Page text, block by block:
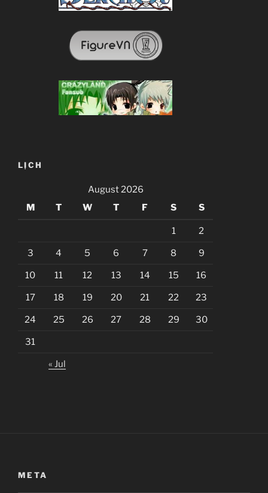
LỊCH
August 2026
M
T W T F S S
1 2
3 4 5 6 7 8 9
10 11 12 13 14 15 16
17 18 19 20 21 22 23
24 25 26 27 28 29 30
31
« Jul
META